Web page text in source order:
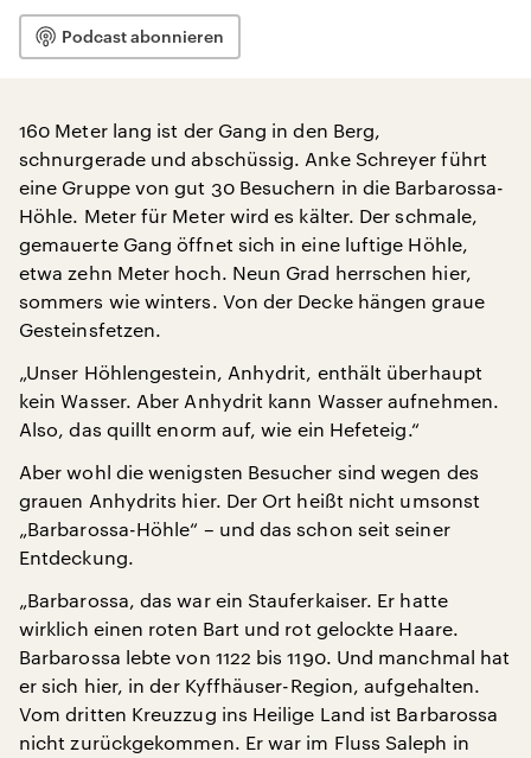
Podcast abonnieren
160 Meter lang ist der Gang in den Berg,
schnurgerade und abschüssig. Anke Schreyer führt
eine Gruppe von gut 30 Besuchern in die Barbarossa-
Höhle. Meter für Meter wird es kälter. Der schmale,
gemauerte Gang öffnet sich in eine luftige Höhle,
etwa zehn Meter hoch. Neun Grad herrschen hier,
sommers wie winters. Von der Decke hängen graue
Gesteinsfetzen.
„Unser Höhlengestein, Anhydrit, enthält überhaupt
kein Wasser. Aber Anhydrit kann Wasser aufnehmen.
Also, das quillt enorm auf, wie ein Hefeteig.“
Aber wohl die wenigsten Besucher sind wegen des
grauen Anhydrits hier. Der Ort heißt nicht umsonst
„Barbarossa-Höhle“ – und das schon seit seiner
Entdeckung.
„Barbarossa, das war ein Stauferkaiser. Er hatte
wirklich einen roten Bart und rot gelockte Haare.
Barbarossa lebte von 1122 bis 1190. Und manchmal hat
er sich hier, in der Kyffhäuser-Region, aufgehalten.
Vom dritten Kreuzzug ins Heilige Land ist Barbarossa
nicht zurückgekommen. Er war im Fluss Saleph in